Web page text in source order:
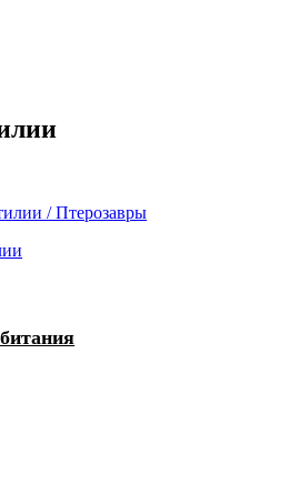
/ Птерозавры